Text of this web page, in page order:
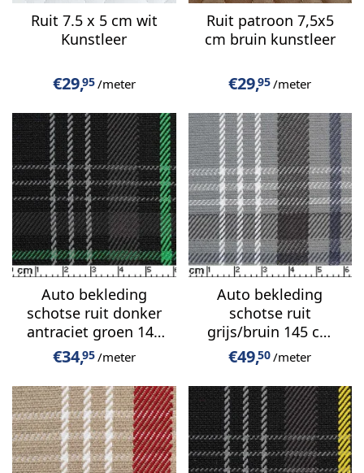
Ruit 7.5 x 5 cm wit
Kunstleer
€29,95/meter
Ruit patroon 7,5x5
cm bruin kunstleer
€29,95/meter
Auto bekleding
schotse ruit donker
antraciet groen 145
cm breed
€34,95/meter
Auto bekleding
schotse ruit
grijs/bruin 145 cm
breed
€49,50/meter